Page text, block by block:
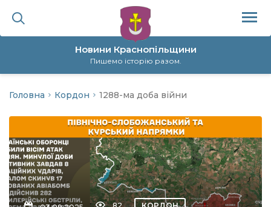
Новини Краснопільщини
Пишемо історію разом.
політика
Головна Кордон 1288-ма доба війни